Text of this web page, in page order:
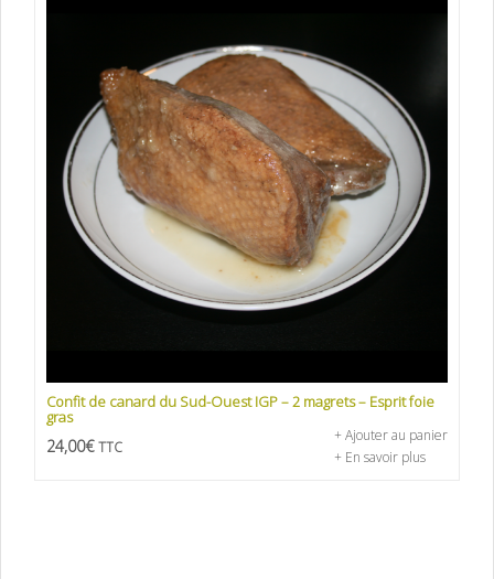
Confit de canard du Sud-Ouest IGP – 2 magrets – Esprit foie
gras
24,00€ TTC
+ Ajouter au panier
+ En savoir plus